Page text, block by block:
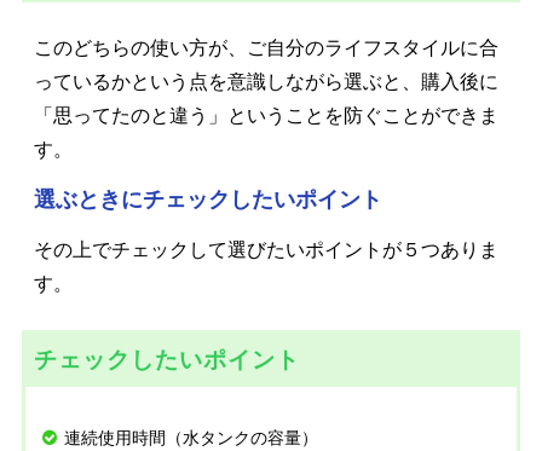
このどちらの使い方が、ご自分のライフスタイルに合
っているかという点を意識しながら選ぶと、購入後に
「思ってたのと違う」ということを防ぐことができま
す。
選ぶときにチェックしたいポイント
その上でチェックして選びたいポイントが５つありま
す。
チェックしたいポイント
連続使用時間（水タンクの容量）